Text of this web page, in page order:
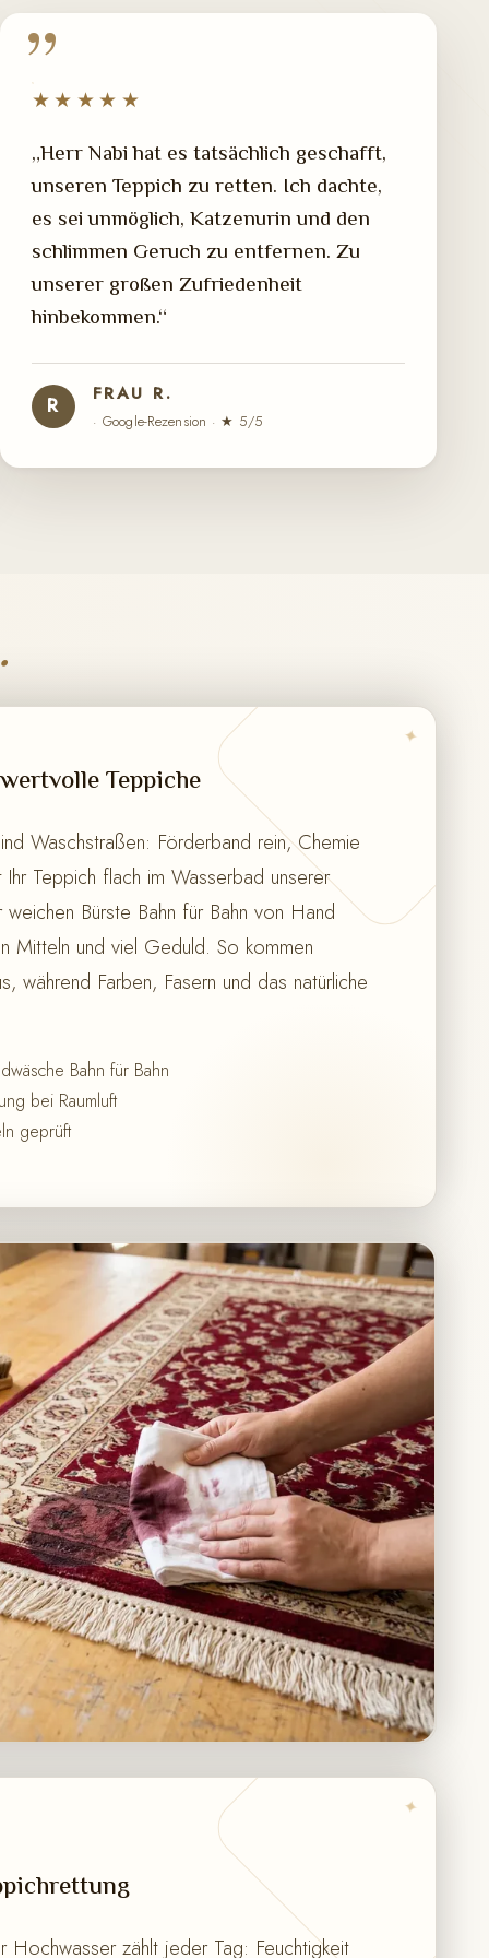
★★★★★
„Herr Nabi hat es tatsächlich geschafft,
unseren Teppich zu retten. Ich dachte,
es sei unmöglich, Katzenurin und den
schlimmen Geruch zu entfernen. Zu
unserer großen Zufriedenheit
hinbekommen.“
R FRAU R.
· Google-Rezension · ★ 5/5
✦
Teppiche
Waschstraßen: Förderband rein, Chemie
Teppich flach im Wasserbad unserer
Bürste Bahn für Bahn von Hand
Mitteln und viel Geduld. So kommen
während Farben, Fasern und das natürliche
Bahn für Bahn
bei Raumluft
geprüft
✦
✦
Hochwasser zählt jeder Tag: Feuchtigkeit